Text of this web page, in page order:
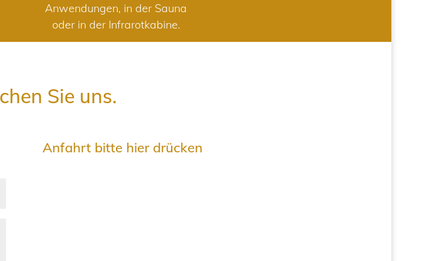
Anwendungen, in der Sauna
oder in der Infrarotkabine.
Sie uns.
Anfahrt bitte hier drücken